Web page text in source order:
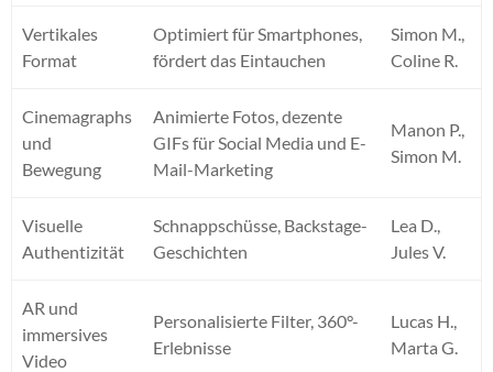
Vertikales
Format
Optimiert für Smartphones,
fördert das Eintauchen
Simon M.,
Coline R.
Cinemagraphs
und
Bewegung
Animierte Fotos, dezente
GIFs für Social Media und E-
Mail-Marketing
Manon P.,
Simon M.
Visuelle
Authentizität
Schnappschüsse, Backstage-
Geschichten
Lea D.,
Jules V.
AR und
immersives
Video
Personalisierte Filter, 360°-
Erlebnisse
Lucas H.,
Marta G.